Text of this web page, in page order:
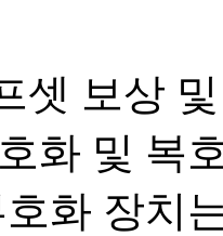
셋 보상
화 및 복
화 장치